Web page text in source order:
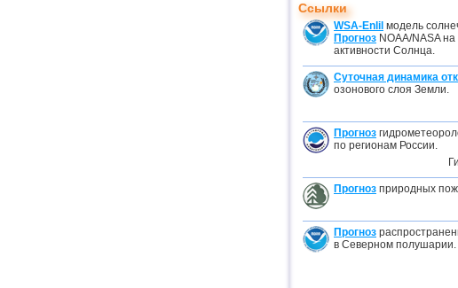
Ссылки
WSA-Enlil модель
Прогноз NOAA/NASA
активности Солнца.
Суточная динамика
озонового слоя Земли.
Прогноз
по регионам России.
Прогноз природных
Прогноз
в Северном полушарии.